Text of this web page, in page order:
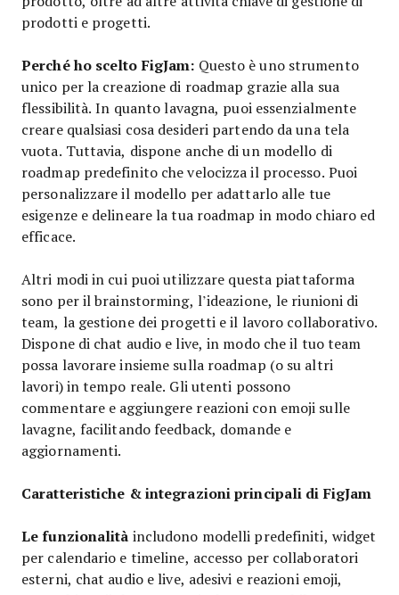
prodotti e progetti.
Perché ho scelto FigJam: Questo è uno strumento
unico per la creazione di roadmap grazie alla sua
flessibilità. In quanto lavagna, puoi essenzialmente
creare qualsiasi cosa desideri partendo da una tela
vuota. Tuttavia, dispone anche di un modello di
roadmap predefinito che velocizza il processo. Puoi
personalizzare il modello per adattarlo alle tue
esigenze e delineare la tua roadmap in modo chiaro ed
efficace.
Altri modi in cui puoi utilizzare questa piattaforma
sono per il brainstorming, l’ideazione, le riunioni di
team, la gestione dei progetti e il lavoro collaborativo.
Dispone di chat audio e live, in modo che il tuo team
possa lavorare insieme sulla roadmap (o su altri
lavori) in tempo reale. Gli utenti possono
commentare e aggiungere reazioni con emoji sulle
lavagne, facilitando feedback, domande e
aggiornamenti.
Caratteristiche & integrazioni principali di FigJam
Le funzionalità includono modelli predefiniti, widget
per calendario e timeline, accesso per collaboratori
esterni, chat audio e live, adesivi e reazioni emoji,